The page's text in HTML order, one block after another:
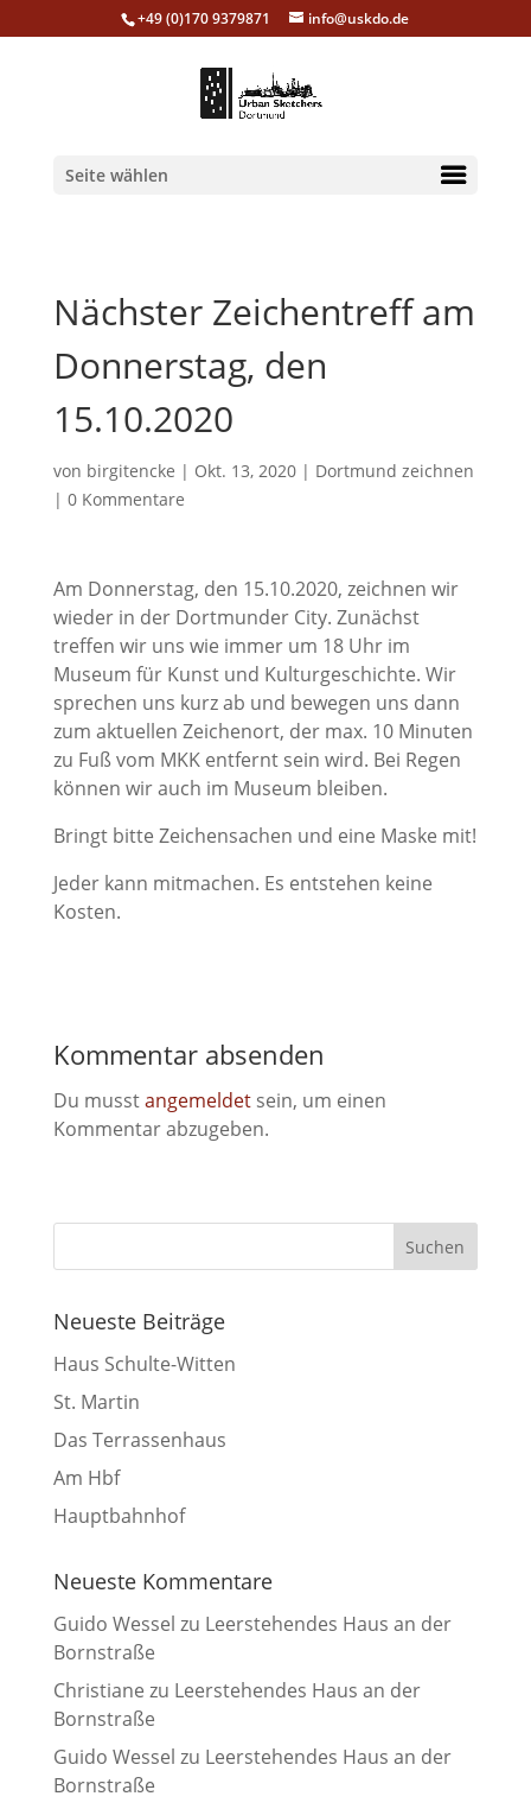
+49 (0)170 9379871 info@uskdo.de
Seite wählen
Nächster Zeichentreff am
Donnerstag, den
15.10.2020
von birgitencke | Okt. 13, 2020| Dortmund zeichnen
| 0 Kommentare
Am Donnerstag, den 15.10.2020, zeichnen wir
wieder in der Dortmunder City. Zunächst
treffen wir uns wie immer um 18 Uhr im
Museum für Kunst und Kulturgeschichte. Wir
sprechen uns kurz ab und bewegen uns dann
zum aktuellen Zeichenort, der max. 10 Minuten
zu Fuß vom MKK entfernt sein wird. Bei Regen
können wir auch im Museum bleiben.
Bringt bitte Zeichensachen und eine Maske mit!
Jeder kann mitmachen. Es entstehen keine
Kosten.
Kommentar absenden
Du musstangemeldetsein, um einen
Kommentar abzugeben.
Neueste Beiträge
Haus Schulte-Witten
St. Martin
Das Terrassenhaus
Am Hbf
Hauptbahnhof
Neueste Kommentare
Guido Wessel zu Leerstehendes Haus an der
Bornstraße
Christiane zu Leerstehendes Haus an der
Bornstraße
Guido Wessel zu Leerstehendes Haus an der
Bornstraße